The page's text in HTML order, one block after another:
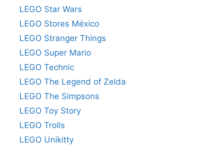
LEGO Star Wars
LEGO Stores México
LEGO Stranger Things
LEGO Super Mario
LEGO Technic
LEGO The Legend of Zelda
LEGO The Simpsons
LEGO Toy Story
LEGO Trolls
LEGO Unikitty